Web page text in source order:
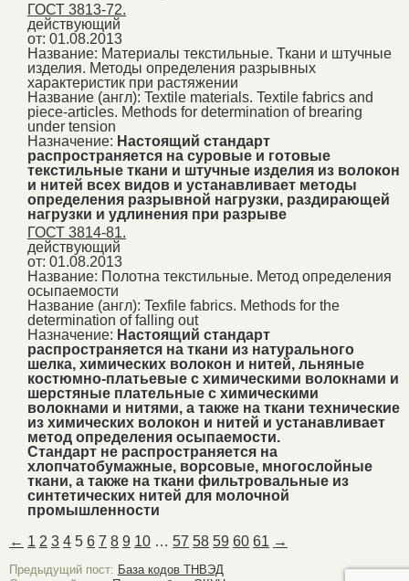
ГОСТ 3813-72.
действующий
от: 01.08.2013
Название: Материалы текстильные. Ткани и штучные
изделия. Методы определения разрывных
характеристик при растяжении
Название (англ): Textile materials. Textile fabrics and
piece-articles. Methods for determination of brearing
under tension
Назначение: Настоящий стандарт
распространяется на суровые и готовые
текстильные ткани и штучные изделия из волокон
и нитей всех видов и устанавливает методы
определения разрывной нагрузки, раздирающей
нагрузки и удлинения при разрыве
ГОСТ 3814-81.
действующий
от: 01.08.2013
Название: Полотна текстильные. Метод определения
осыпаемости
Название (англ): Texfile fabrics. Methods for the
determination of falling out
Назначение: Настоящий стандарт
распространяется на ткани из натурального
шелка, химических волокон и нитей, льняные
костюмно-платьевые с химическими волокнами и
шерстяные плательные с химическими
волокнами и нитями, а также на ткани технические
из химических волокон и нитей и устанавливает
метод определения осыпаемости.
Стандарт не распространяется на
хлопчатобумажные, ворсовые, многослойные
ткани, а также на ткани фильтровальные из
синтетических нитей для молочной
промышленности
← 1 2 3 4 5 6 7 8 9 10 … 57 58 59 60 61 →
Предыдущий пост: База кодов ТНВЭД